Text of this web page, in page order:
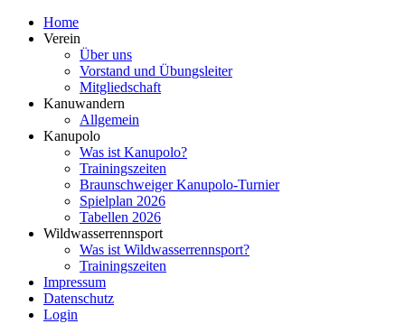
Home
Verein
Über uns
Vorstand und Übungsleiter
Mitgliedschaft
Kanuwandern
Allgemein
Kanupolo
Was ist Kanupolo?
Trainingszeiten
Braunschweiger Kanupolo-Turnier
Spielplan 2026
Tabellen 2026
Wildwasserrennsport
Was ist Wildwasserrennsport?
Trainingszeiten
Impressum
Datenschutz
Login